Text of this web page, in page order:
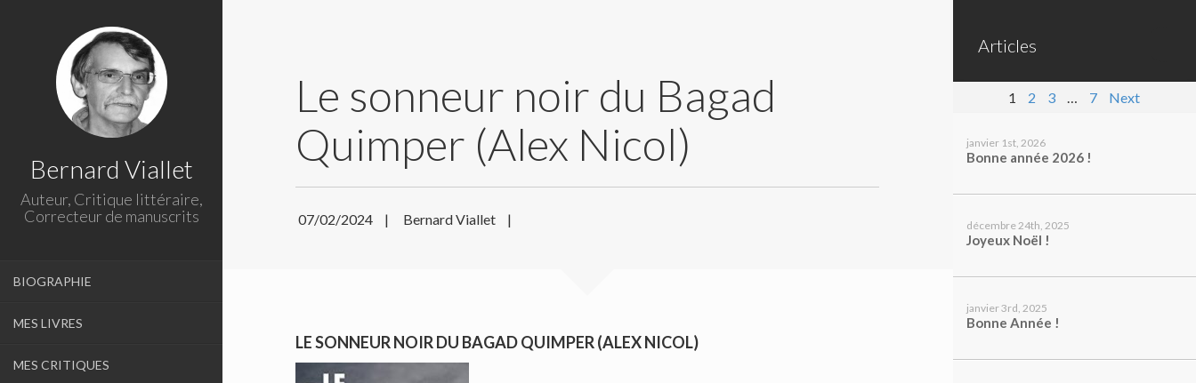
Bernard Viallet
Auteur, Critique littéraire,
Correcteur de manuscrits
BIOGRAPHIE
MES LIVRES
MES CRITIQUES
Le sonneur noir du Bagad
Quimper (Alex Nicol)
07/02/2024 | Bernard Viallet |
LE SONNEUR NOIR DU BAGAD QUIMPER (ALEX NICOL)
Articles
1 2 3 … 7 Next
janvier 1st, 2026
Bonne année 2026 !
décembre 24th, 2025
Joyeux Noël !
janvier 3rd, 2025
Bonne Année !